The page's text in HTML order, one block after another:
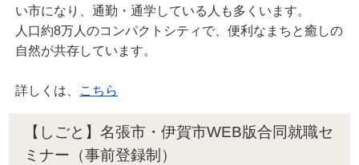
い市になり、通勤・通学している人も多くいます。
人口約8万人のコンパクトシティで、便利なまちと癒しの
自然が共存しています。
詳しくは、 こちら
【しごと】名張市・伊賀市WEB版合同就職セ
ミナー（事前登録制）